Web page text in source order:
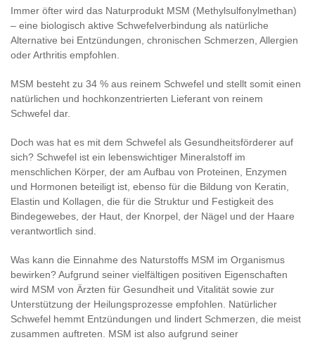
Immer öfter wird das Naturprodukt MSM (Methylsulfonylmethan)
– eine biologisch aktive Schwefelverbindung als natürliche
Alternative bei Entzündungen, chronischen Schmerzen, Allergien
oder Arthritis empfohlen.
MSM besteht zu 34 % aus reinem Schwefel und stellt somit einen
natürlichen und hochkonzentrierten Lieferant von reinem
Schwefel dar.
Doch was hat es mit dem Schwefel als Gesundheitsförderer auf
sich? Schwefel ist ein lebenswichtiger Mineralstoff im
menschlichen Körper, der am Aufbau von Proteinen, Enzymen
und Hormonen beteiligt ist, ebenso für die Bildung von Keratin,
Elastin und Kollagen, die für die Struktur und Festigkeit des
Bindegewebes, der Haut, der Knorpel, der Nägel und der Haare
verantwortlich sind.
Was kann die Einnahme des Naturstoffs MSM im Organismus
bewirken? Aufgrund seiner vielfältigen positiven Eigenschaften
wird MSM von Ärzten für Gesundheit und Vitalität sowie zur
Unterstützung der Heilungsprozesse empfohlen. Natürlicher
Schwefel hemmt Entzündungen und lindert Schmerzen, die meist
zusammen auftreten. MSM ist also aufgrund seiner